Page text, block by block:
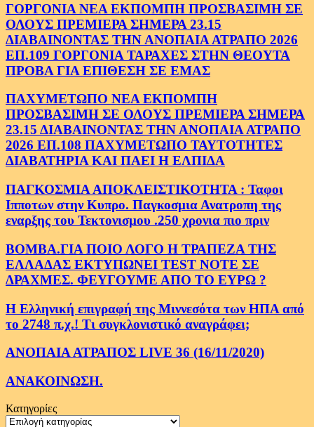
ΓΟΡΓΟΝΙΑ ΝΕΑ ΕΚΠΟΜΠΗ ΠΡΟΣΒΑΣΙΜΗ ΣΕ
ΟΛΟΥΣ ΠΡΕΜΙΕΡΑ ΣΗΜΕΡΑ 23.15
ΔΙΑΒΑΙΝΟΝΤΑΣ ΤΗΝ ΑΝΟΠΑΙΑ ΑΤΡΑΠΟ 2026
ΕΠ.109 ΓΟΡΓΟΝΙΑ ΤΑΡΑΧΕΣ ΣΤΗΝ ΘΕΟΥΤΑ
ΠΡΟΒΑ ΓΙΑ ΕΠΙΘΕΣΗ ΣΕ ΕΜΑΣ
ΠΑΧΥΜΕΤΩΠΟ ΝΕΑ ΕΚΠΟΜΠΗ
ΠΡΟΣΒΑΣΙΜΗ ΣΕ ΟΛΟΥΣ ΠΡΕΜΙΕΡΑ ΣΗΜΕΡΑ
23.15 ΔΙΑΒΑΙΝΟΝΤΑΣ ΤΗΝ ΑΝΟΠΑΙΑ ΑΤΡΑΠΟ
2026 ΕΠ.108 ΠΑΧΥΜΕΤΩΠΟ ΤΑΥΤΟΤΗΤΕΣ
ΔΙΑΒΑΤΗΡΙΑ ΚΑΙ ΠΑΕΙ Η ΕΛΠΙΔΑ
ΠΑΓΚΟΣΜΙΑ ΑΠΟΚΛΕΙΣΤΙΚΟΤΗΤΑ : Ταφοι
Ιπποτων στην Κυπρο. Παγκοσμια Ανατροπη της
εναρξης του Τεκτονισμου .250 χρονια πιο πριν
ΒΟΜΒΑ.ΓΙΑ ΠΟΙΟ ΛΟΓΟ Η ΤΡΑΠΕΖΑ ΤΗΣ
ΕΛΛΑΔΑΣ ΕΚΤΥΠΩΝΕΙ TEST NOTE ΣΕ
ΔΡΑΧΜΕΣ. ΦΕΥΓΟΥΜΕ ΑΠΟ ΤΟ ΕΥΡΩ ?
Η Ελληνική επιγραφή της Μιννεσότα των ΗΠΑ από
το 2748 π.χ.! Τι συγκλονιστικό αναγράφει;
ΑΝΟΠΑΙΑ ΑΤΡΑΠΟΣ LIVE 36 (16/11/2020)
ΑΝΑΚΟΙΝΩΣΗ.
Κατηγορίες
Κατηγορίες